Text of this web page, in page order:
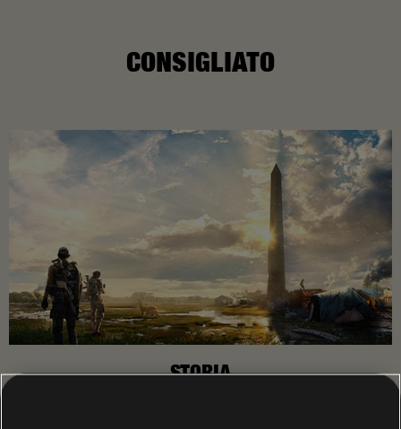
CONSIGLIATO
STORIA